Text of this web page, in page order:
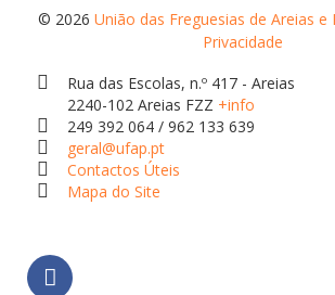
Edificado
Religioso
Turismo e Lazer
Alojamento
Artesanato
Feiras, Festas e Romarias
© 2026 União das Freguesias de Areias e
Privacidade
Rua das Escolas, n.º 417 - Areias
2240-102 Areias FZZ +info
249 392 064 / 962 133 639
geral@ufap.pt
Contactos Úteis
Mapa do Site